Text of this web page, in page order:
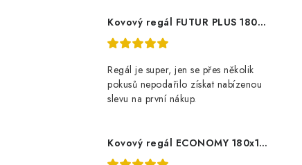
Kovový regál FUTUR PLUS 180x120x45 5 polic Nosnost 1000 KG - pozinkovaný
Regál je super, jen se přes několik
pokusů nepodařilo získat nabízenou
slevu na první nákup.
Kovový regál ECONOMY 180x120x60 5 polic - pozinkovaný